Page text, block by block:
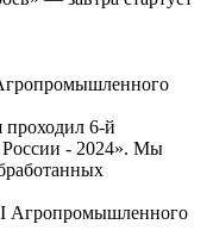
проходил 6-й
- 2024». Мы